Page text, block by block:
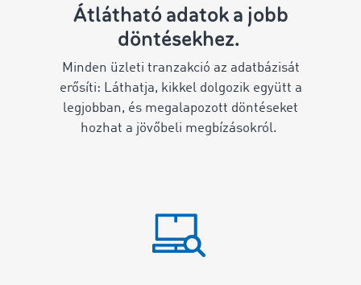
Átlátható adatok a jobb
döntésekhez.
Minden üzleti tranzakció az adatbázisát
erősíti: Láthatja, kikkel dolgozik együtt a
legjobban, és megalapozott döntéseket
hozhat a jövőbeli megbízásokról.